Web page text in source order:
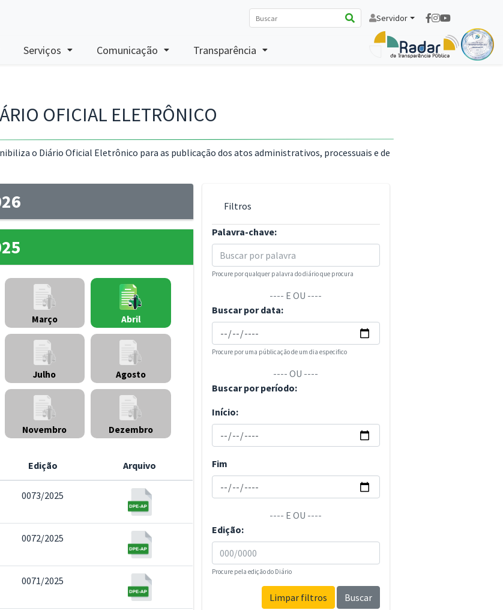
Servidor
Serviços Comunicação Transparência
OFICIAL ELETRÔNICO
o Diário Oficial Eletrônico para as publicação dos atos administrativos, processuais e de
Março Abril
Julho Agosto
Novembro Dezembro
Edição Arquivo
0073/2025
0072/2025
0071/2025
Filtros
Palavra-chave:
Procure por qualquer palavra do diário que procura
---- E OU ----
Buscar por data:
Procure por uma públicação de um dia especifico
---- OU ----
Buscar por período:
Início:
Fim
---- E OU ----
Edição:
Procure pela edição do Diário
Limpar filtros Buscar